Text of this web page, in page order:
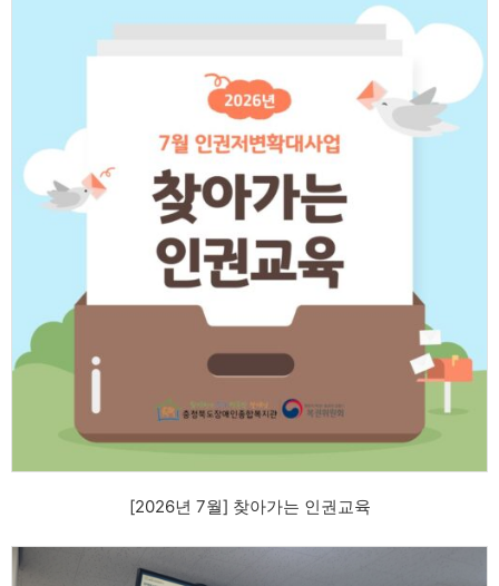
[2026년 7월] 찾아가는 인권교육